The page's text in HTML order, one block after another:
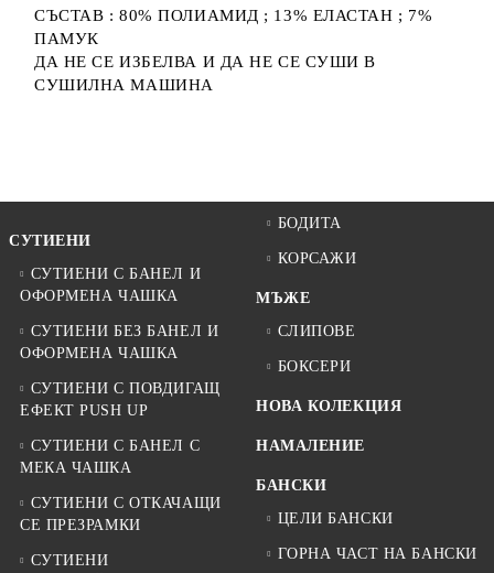
СЪСТАВ : 80% ПОЛИАМИД ; 13% ЕЛАСТАН ; 7%
ПАМУК
ДА НЕ СЕ ИЗБЕЛВА И ДА НЕ СЕ СУШИ В
СУШИЛНА МАШИНА
СУТИЕНИ
СУТИЕНИ С БАНЕЛ И
ОФОРМЕНА ЧАШКА
СУТИЕНИ БЕЗ БАНЕЛ И
ОФОРМЕНА ЧАШКА
СУТИЕНИ С ПОВДИГАЩ
ЕФЕКТ PUSH UP
СУТИЕНИ С БАНЕЛ С
МЕКА ЧАШКА
СУТИЕНИ С ОТКАЧАЩИ
СЕ ПРЕЗРАМКИ
СУТИЕНИ
БОДИТА
КОРСАЖИ
МЪЖЕ
СЛИПОВЕ
БОКСЕРИ
НОВА КОЛЕКЦИЯ
НАМАЛЕНИЕ
БАНСКИ
ЦЕЛИ БАНСКИ
ГОРНА ЧАСТ НА БАНСКИ